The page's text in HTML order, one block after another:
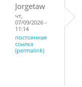
Jorgetaw
чт,
07/09/2026 -
11:14
постоянная
ссылка
(permalink)